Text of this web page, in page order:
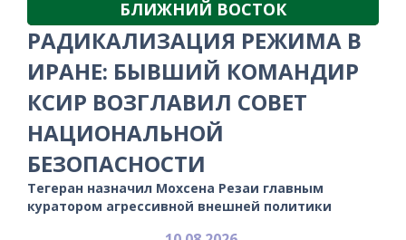
БЛИЖНИЙ ВОСТОК
РАДИКАЛИЗАЦИЯ РЕЖИМА В
ИРАНЕ: БЫВШИЙ КОМАНДИР
КСИР ВОЗГЛАВИЛ СОВЕТ
НАЦИОНАЛЬНОЙ
БЕЗОПАСНОСТИ
Тегеран назначил Мохсена Резаи главным
куратором агрессивной внешней политики